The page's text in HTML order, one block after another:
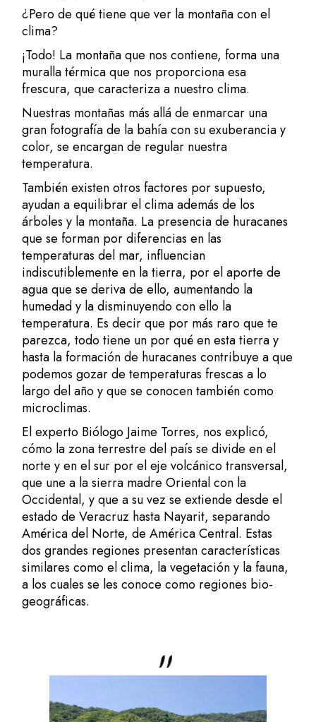
¿Pero de qué tiene que ver la montaña con el
clima?
¡Todo! La montaña que nos contiene, forma una
muralla térmica que nos proporciona esa
frescura, que caracteriza a nuestro clima.
Nuestras montañas más allá de enmarcar una
gran fotografía de la bahía con su exuberancia y
color, se encargan de regular nuestra
temperatura.
También existen otros factores por supuesto,
ayudan a equilibrar el clima además de los
árboles y la montaña. La presencia de huracanes
que se forman por diferencias en las
temperaturas del mar, influencian
indiscutiblemente en la tierra, por el aporte de
agua que se deriva de ello, aumentando la
humedad y la disminuyendo con ello la
temperatura. Es decir que por más raro que te
parezca, todo tiene un por qué en esta tierra y
hasta la formación de huracanes contribuye a que
podemos gozar de temperaturas frescas a lo
largo del año y que se conocen también como
microclimas.
El experto Biólogo Jaime Torres, nos explicó,
cómo la zona terrestre del país se divide en el
norte y en el sur por el eje volcánico transversal,
que une a la sierra madre Oriental con la
Occidental, y que a su vez se extiende desde el
estado de Veracruz hasta Nayarit, separando
América del Norte, de América Central. Estas
dos grandes regiones presentan características
similares como el clima, la vegetación y la fauna,
a los cuales se les conoce como regiones bio-
geográficas.